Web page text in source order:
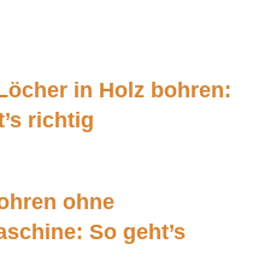
in Holz bohren:
richtig
ohne
So geht’s